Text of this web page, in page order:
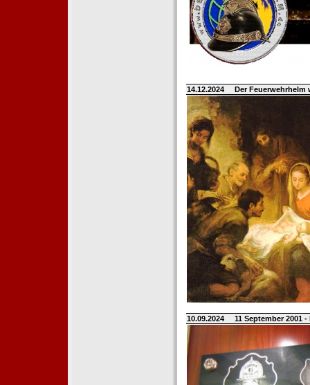
14.12.2024 Der
10.09.2024 11 September 2001